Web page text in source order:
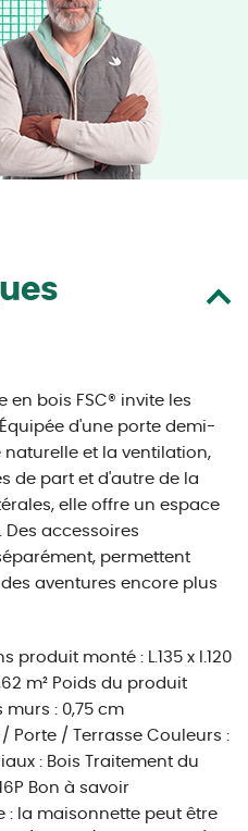
en bois FSC® invite les
d'une porte demi-
et la ventilation,
de part et d'autre de la
elle offre un espace
Des accessoires
permettent
aventures encore plus
monté : L.135 x l.120
m² Poids du produit
murs : 0,75 cm
Porte / Terrasse Couleurs :
: Bois Traitement du
Bon à savoir
: la maisonnette peut être